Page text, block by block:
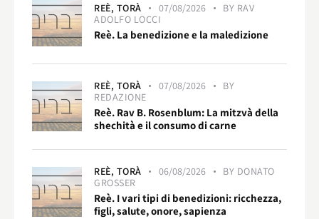
REÈ, TORÀ 07/08/2026 BY RAV
ADOLFO LOCCI
Reè. La benedizione e la maledizione
REÈ, TORÀ 07/08/2026
BY
REDAZIONE
Reè. Rav B. Rosenblum: La mitzvà della
shechità e il consumo di carne
REÈ, TORÀ 06/08/2026 BY DONATO
GROSSER
Reè. I vari tipi di benedizioni: ricchezza,
figli, salute, onore, sapienza